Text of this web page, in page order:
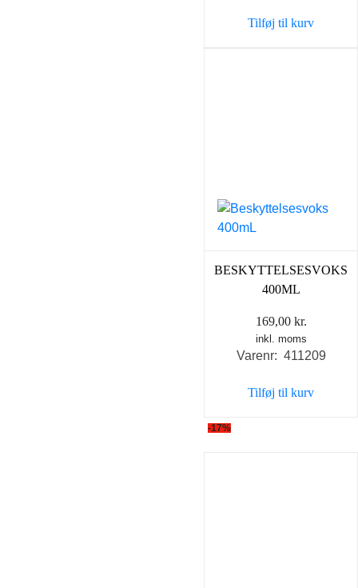
Tilføj til kurv
BESKYTTELSESVOKS
400ML
169,00 kr.
inkl. moms
Varenr: 411209
Tilføj til kurv
-17%